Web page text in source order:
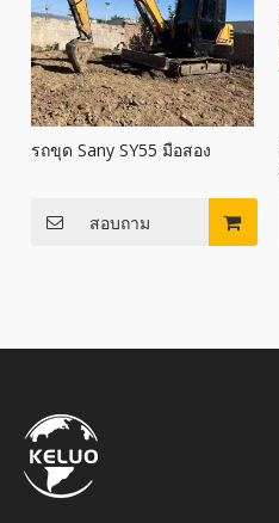
รถขุด Sany SY55 มือสอง
สอบถาม